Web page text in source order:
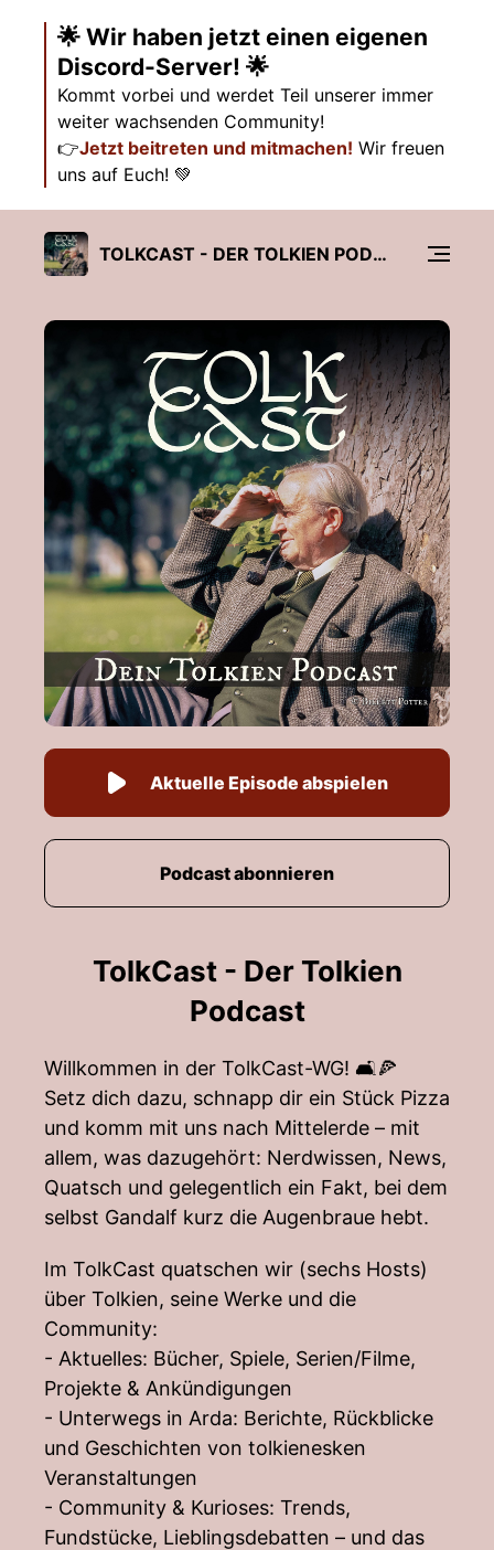
🌟 Wir haben jetzt einen eigenen
Discord-Server! 🌟
Kommt vorbei und werdet Teil unserer immer
weiter wachsenden Community!
👉Jetzt beitreten und mitmachen! Wir freuen
uns auf Euch! 💚
TOLKCAST - DER TOLKIEN PODCAST
TolkCast - Der Tolkien
Podcast
Willkommen in der TolkCast-WG! 🛋️🍕
Setz dich dazu, schnapp dir ein Stück Pizza
und komm mit uns nach Mittelerde – mit
allem, was dazugehört: Nerdwissen, News,
Quatsch und gelegentlich ein Fakt, bei dem
selbst Gandalf kurz die Augenbraue hebt.
Im TolkCast quatschen wir (sechs Hosts)
über Tolkien, seine Werke und die
Community:
- Aktuelles: Bücher, Spiele, Serien/Filme,
Projekte & Ankündigungen
- Unterwegs in Arda: Berichte, Rückblicke
und Geschichten von tolkienesken
Veranstaltungen
- Community & Kurioses: Trends,
Fundstücke, Lieblingsdebatten – und das
Aktuelle Episode abspielen
Podcast abonnieren